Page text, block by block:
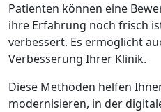
Patienten können eine
ihre Erfahrung noch frisch
verbessert. Es ermöglicht
Verbesserung Ihrer Klinik.
Diese Methoden helfen
modernisieren, in der